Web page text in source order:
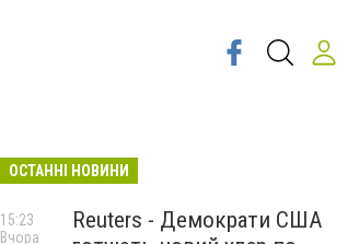
ОСТАННІ НОВИНИ
Reuters - Демократи США
15:23
Вчора